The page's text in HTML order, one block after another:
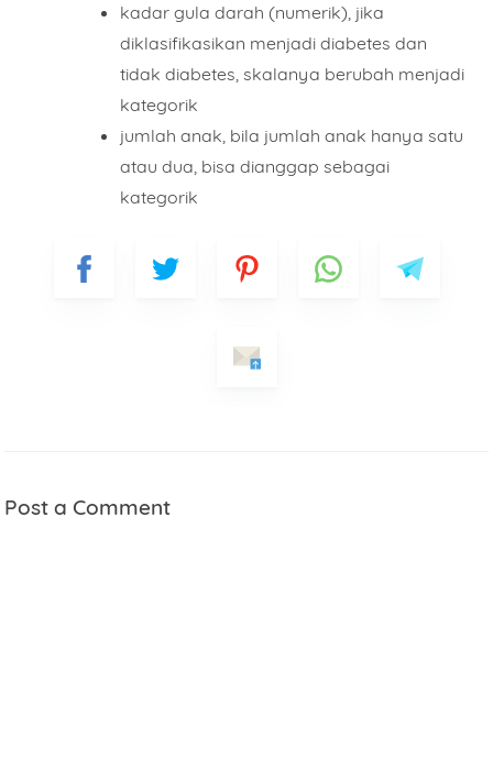
kadar gula darah (numerik), jika
diklasifikasikan menjadi diabetes dan
tidak diabetes, skalanya berubah menjadi
kategorik
jumlah anak, bila jumlah anak hanya satu
atau dua, bisa dianggap sebagai
kategorik
Post a Comment